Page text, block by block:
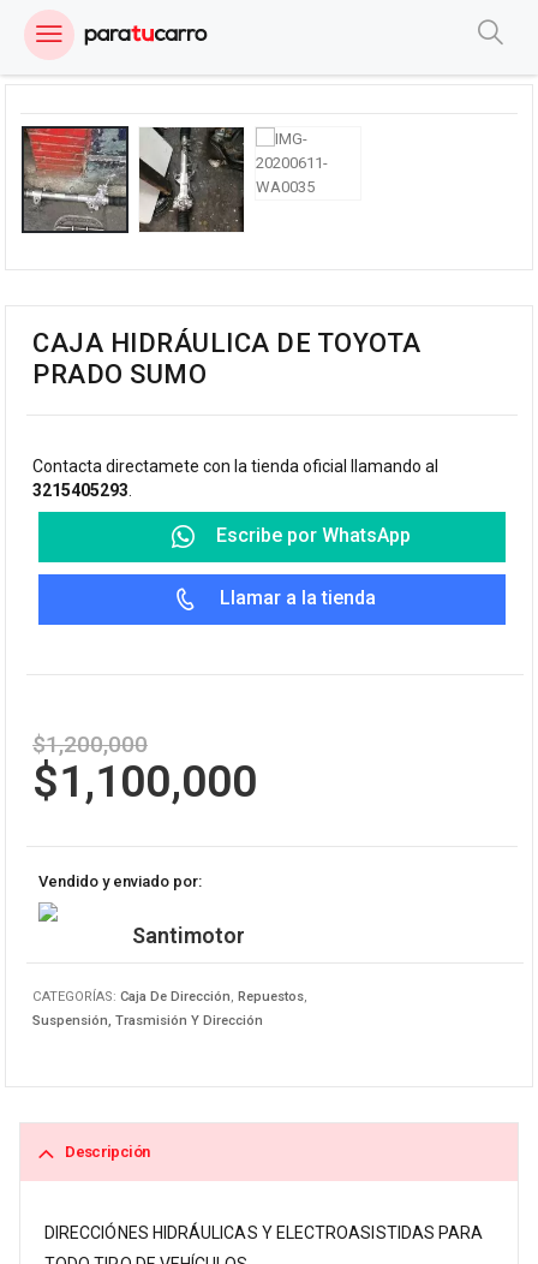
CAJA HIDRÁULICA DE TOYOTA
PRADO SUMO
Contacta directamete con la tienda oficial llamando al
3215405293.
Escribe por WhatsApp
Llamar a la tienda
$1,200,000
$1,100,000
Vendido y enviado por:
Santimotor
CATEGORÍAS: Caja De Dirección, Repuestos,
Suspensión, Trasmisión Y Dirección
Descripción
DIRECCIÓNES HIDRÁULICAS Y ELECTROASISTIDAS PARA